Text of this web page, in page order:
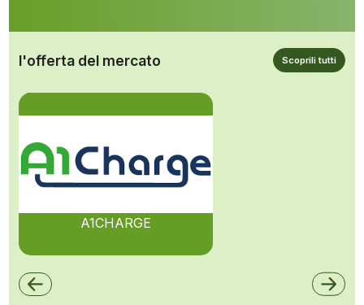
l'offerta del mercato Scoprili tutti
A1CHARGE